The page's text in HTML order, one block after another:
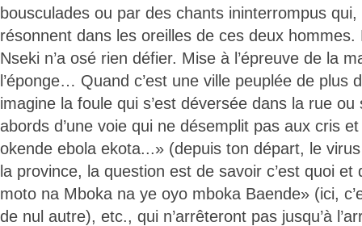
bousculades ou par des chants ininterrompus
résonnent dans les oreilles de ces deux hommes.
Nseki n’a osé rien défier. Mise à l’épreuve de la
l’éponge… Quand c’est une ville peuplée de plus
imagine la foule qui s’est déversée dans la rue ou
abords d’une voie qui ne désemplit pas aux cris
okende ebola ekota...» (depuis ton départ, le
la province, la question est de savoir c’est quoi
moto na Mboka na ye oyo mboka Baende» (ici,
de nul autre), etc., qui n’arrêteront pas jusqu’à